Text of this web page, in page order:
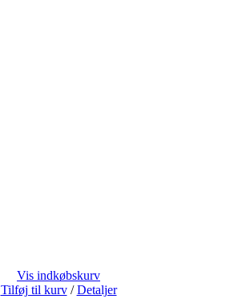
Vis indkøbskurv
Tilføj til kurv / Detaljer